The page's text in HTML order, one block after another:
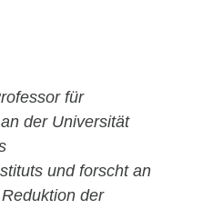
für
der Universität
und forscht an
der